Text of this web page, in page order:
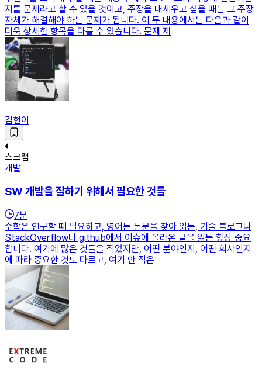
지를 문제라고 할 수 있을 것이고, 주장을 내세우고 싶을 때는 그 주장
자체가 해결해야 하는 문제가 됩니다. 이 두 내용에서는 다음과 같이
더욱 상세한 항목을 다룰 수 있습니다. 문제 제
김현이
스크랩
개발
SW 개발을 잘하기 위해서 필요한 것들
7분
수학은 연구할 때 필요하고, 영어는 논문을 찾아 읽든, 기술 블로그나
StackOverflow나 github에서 이슈에 올라온 글을 읽든 항상 중요
합니다. 여기에 많은 것들을 적었지만, 어떤 분야인지, 어떤 회사인지
에 따라 중요한 것도 다르고, 여기 안 적은